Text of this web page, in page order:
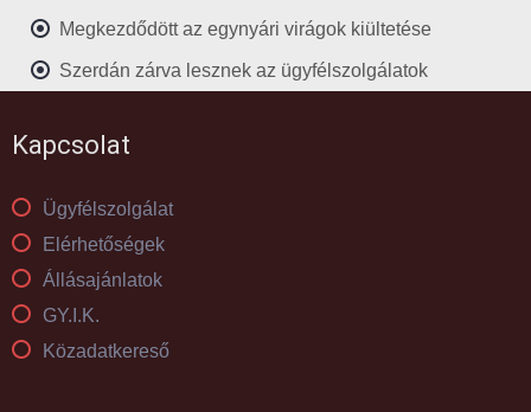
Megkezdődött az egynyári virágok kiültetése
Szerdán zárva lesznek az ügyfélszolgálatok
Kapcsolat
Ügyfélszolgálat
Elérhetőségek
Állásajánlatok
GY.I.K.
Közadatkereső